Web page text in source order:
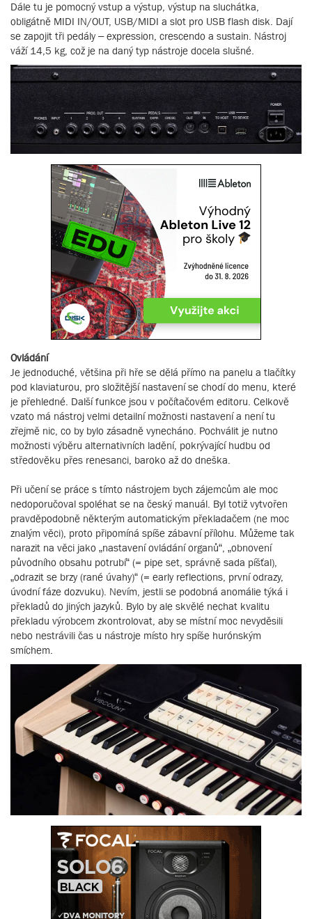
Dále tu je pomocný vstup a výstup, výstup na sluchátka,
obligátně MIDI IN/OUT, USB/MIDI a slot pro USB flash disk. Dají
se zapojit tři pedály – expression, crescendo a sustain. Nástroj
váží 14,5 kg, což je na daný typ nástroje docela slušné.
Ovládání
Je jednoduché, většina při hře se dělá přímo na panelu a tlačítky
pod klaviaturou, pro složitější nastavení se chodí do menu, které
je přehledné. Další funkce jsou v počítačovém editoru. Celkově
vzato má nástroj velmi detailní možnosti nastavení a není tu
zřejmě nic, co by bylo zásadně vynecháno. Pochválit je nutno
možnosti výběru alternativních ladění, pokrývající hudbu od
středověku přes renesanci, baroko až do dneška.
Při učení se práce s tímto nástrojem bych zájemcům ale moc
nedoporučoval spoléhat se na český manuál. Byl totiž vytvořen
pravděpodobně některým automatickým překladačem (ne moc
znalým věci), proto připomíná spíše zábavní přílohu. Můžeme tak
narazit na věci jako „nastavení ovládání organů“, „obnovení
původního obsahu potrubí“ (= pipe set, správně sada píšťal),
„odrazit se brzy (rané úvahy)“ (= early reflections, první odrazy,
úvodní fáze dozvuku). Nevím, jestli se podobná anomálie týká i
překladů do jiných jazyků. Bylo by ale skvělé nechat kvalitu
překladu výrobcem zkontrolovat, aby se místní moc nevyděsili
nebo nestrávili čas u nástroje místo hry spíše hurónským
smíchem.